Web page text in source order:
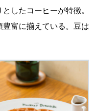
したコーヒーが特徴。
富に揃えている。豆は